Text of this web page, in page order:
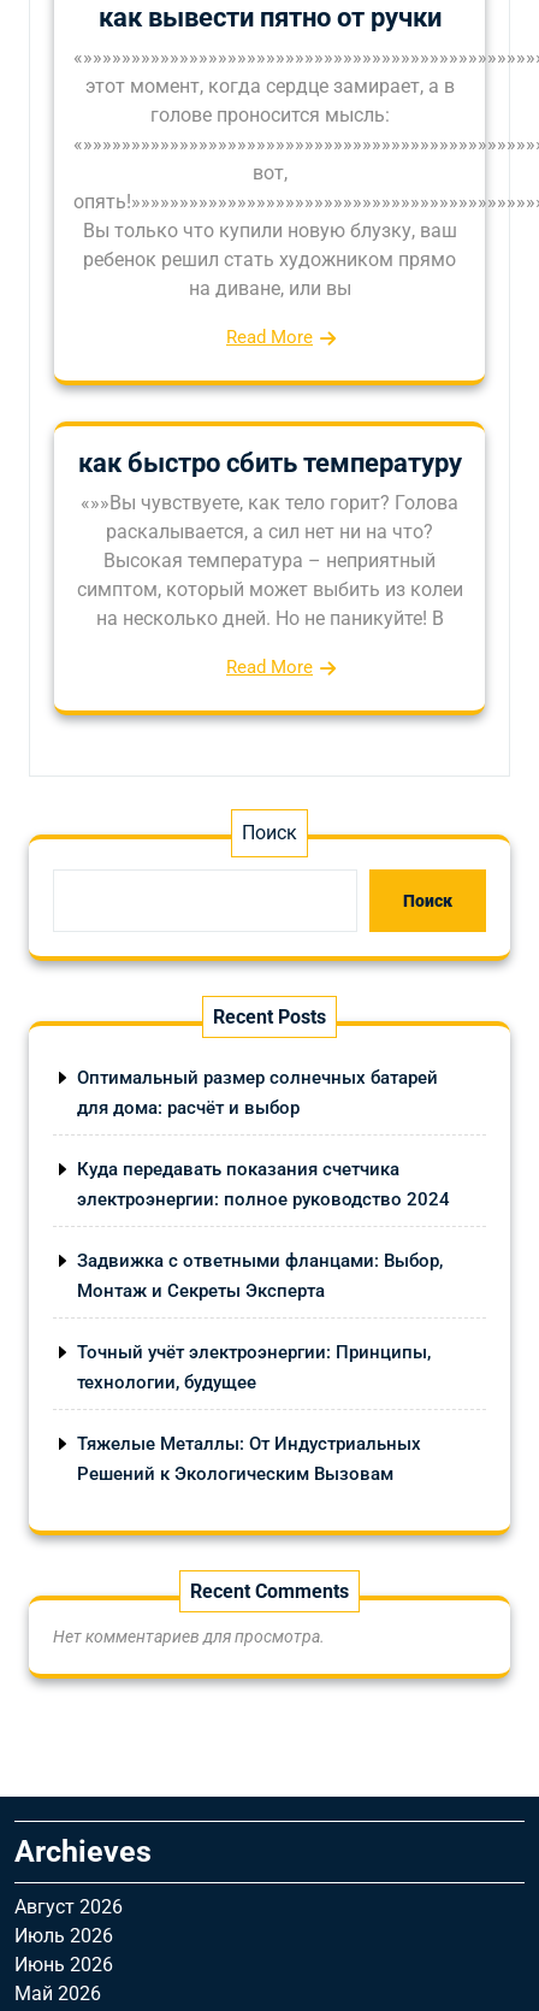
как вывести пятно от ручки
этот момент, когда сердце замирает, а в
голове проносится мысль:
вот,
Вы только что купили новую блузку, ваш
ребенок решил стать художником прямо
на диване, или вы
Read More
как быстро сбить температуру
«»»Вы чувствуете, как тело горит? Голова
раскалывается, а сил нет ни на что?
Высокая температура – неприятный
симптом, который может выбить из колеи
на несколько дней. Но не паникуйте! В
Read More
Поиск
Поиск
Recent Posts
Оптимальный размер солнечных батарей
для дома: расчёт и выбор
Куда передавать показания счетчика
электроэнергии: полное руководство 2024
Задвижка с ответными фланцами: Выбор,
Монтаж и Секреты Эксперта
Точный учёт электроэнергии: Принципы,
технологии, будущее
Тяжелые Металлы: От Индустриальных
Решений к Экологическим Вызовам
Recent Comments
Нет комментариев для просмотра.
Archieves
Август 2026
Июль 2026
Июнь 2026
Май 2026